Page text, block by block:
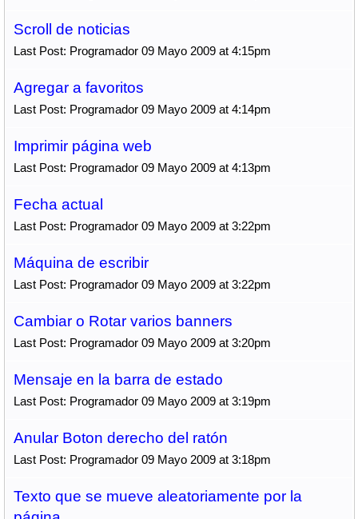
Scroll de noticias
Last Post: Programador 09 Mayo 2009 at 4:15pm
Agregar a favoritos
Last Post: Programador 09 Mayo 2009 at 4:14pm
Imprimir página web
Last Post: Programador 09 Mayo 2009 at 4:13pm
Fecha actual
Last Post: Programador 09 Mayo 2009 at 3:22pm
Máquina de escribir
Last Post: Programador 09 Mayo 2009 at 3:22pm
Cambiar o Rotar varios banners
Last Post: Programador 09 Mayo 2009 at 3:20pm
Mensaje en la barra de estado
Last Post: Programador 09 Mayo 2009 at 3:19pm
Anular Boton derecho del ratón
Last Post: Programador 09 Mayo 2009 at 3:18pm
Texto que se mueve aleatoriamente por la